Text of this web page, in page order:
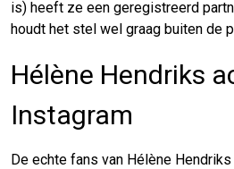
is) heeft ze een geregistreerd
houdt het stel wel graag buiten de
Hélène Hendriks
Instagram
De echte fans van Hélène